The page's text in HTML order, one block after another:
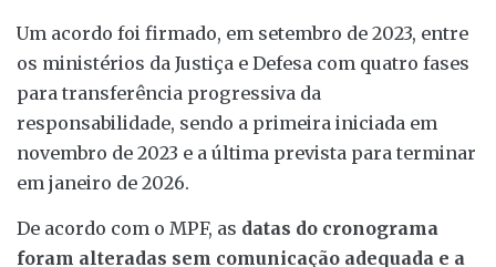
Um acordo foi firmado, em setembro de 2023, entre
os ministérios da Justiça e Defesa com quatro fases
para transferência progressiva da
responsabilidade, sendo a primeira iniciada em
novembro de 2023 e a última prevista para terminar
em janeiro de 2026.
De acordo com o MPF, as datas do cronograma
foram alteradas sem comunicação adequada e a